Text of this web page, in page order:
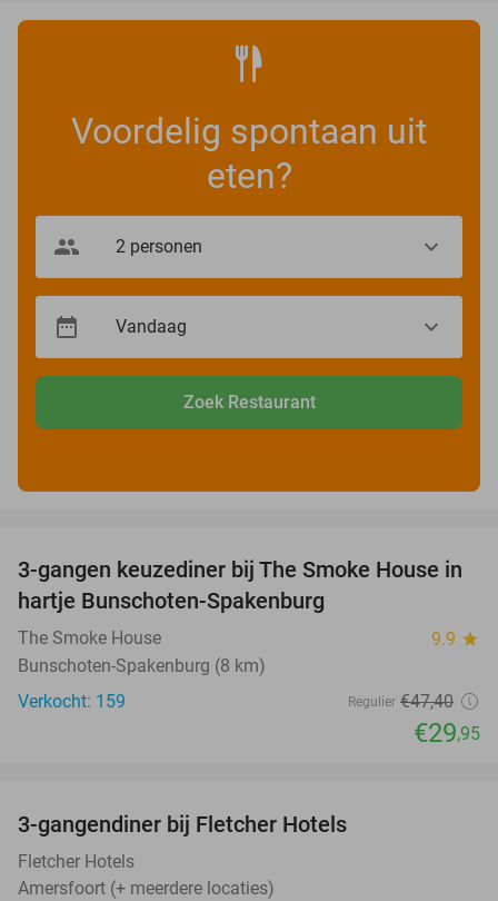
Voordelig spontaan uit
eten?
Zoek Restaurant
37%
3-gangen keuzediner bij The Smoke House in
hartje Bunschoten-Spakenburg
The Smoke House 9.9 star
Bunschoten-Spakenburg (8 km)
Verkocht: 159
Regulier €47,40
€29,95
3-gangendiner bij Fletcher Hotels
Fletcher Hotels
Amersfoort (+ meerdere locaties)